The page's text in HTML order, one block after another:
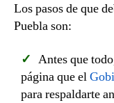
Los pasos de que
Puebla son:
Antes que
página que el
para respaldarte